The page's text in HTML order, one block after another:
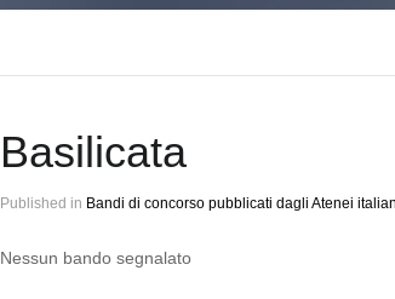
Basilicata
Published in Bandi di concorso pubblicati dagli Atenei
Nessun bando segnalato